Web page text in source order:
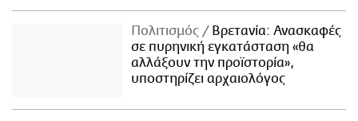
Πολιτισμός
Βρετανία: Ανασκαφές
σε πυρηνική εγκατάσταση «θα
αλλάξουν την προϊστορία»,
υποστηρίζει αρχαιολόγος